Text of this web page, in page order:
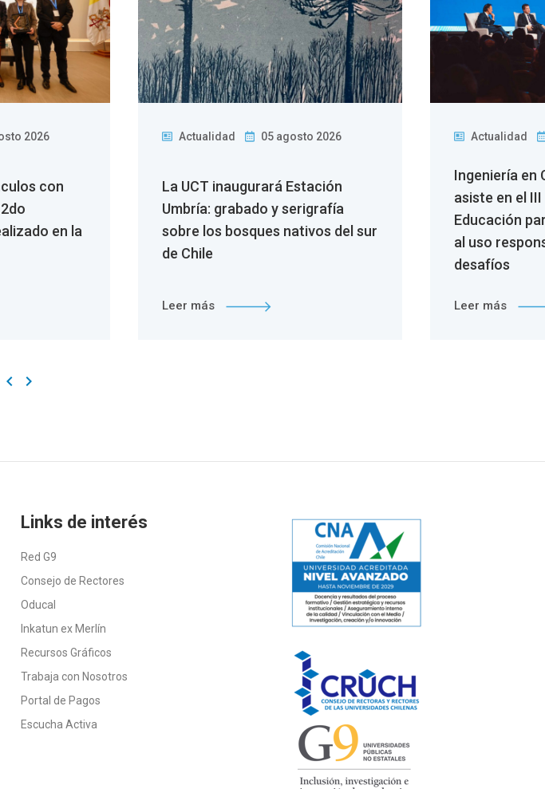
2026
con
en la
Actualidad 05 agosto 2026
La UCT inaugurará Estación
Umbría: grabado y serigrafía
sobre los bosques nativos del sur
de Chile
Leer más
Actualidad
Ingeniería en
asiste en el
Educación
al uso
desafíos
Leer más
keyboard_arrow_left keyboard_arrow_right
Links de interés
Red G9
Consejo de Rectores
Oducal
Inkatun ex Merlín
Recursos Gráficos
Trabaja con Nosotros
Portal de Pagos
Escucha Activa